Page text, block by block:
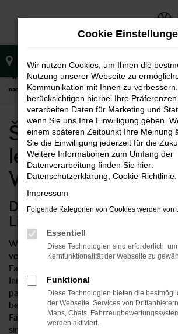
Zum
Startseite Waiblingen
Škoda kaufen,
nach Waiblingen
Škoda kaufen,
leasen |
Waiblingen
Durchstarten in Ihrem
Lieferservice nach
Wer in Waiblingen unterwegs ist, erhält mit
von Škoda den perfekten fahrbaren
Fahrzeugpalette sorgt dafür, dass sowohl
Innenstadtverkehr als auch für Fahrten aufs
passende Modell vorhanden ist. Ein
besondere Qualität von Škoda, die viele
Fahren in Waiblingen möglich macht. Wir
sind Ihr kompetenter Ansprechpartner und
Cookie
Wir nutzen Cookies, um Ihnen die
Nutzung unserer Webseite zu
Kommunikation mit Ihnen zu
berücksichtigen hierbei Ihre
verarbeiten Daten für Marketing und
wenn Sie uns Ihre Einwilligung geben.
einem späteren Zeitpunkt Ihre Meinung
Sie die Einwilligung jederzeit für die
Weitere Informationen zum Umfang der
Datenverarbeitung finden Sie hier:
Datenschutzerklärung Cookie-Richtlinie
Impressum
Folgende Kategorien von Cookies werden von
Essentiell
Diese Technologien sind erforderlich,
Kernfunktionalität der Webseite zu
Funktional
Diese Technologien bieten die
der Webseite. Services von
Maps, Chats,
werden aktiviert.